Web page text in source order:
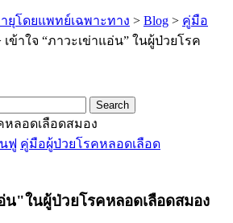
ยุโดยแพทย์เฉพาะทาง > Blog > คู่มือ
เข้าใจ “ภาวะเข่าแอ่น” ในผู้ป่วยโรค
Search
ฟู คู่มือผู้ป่วยโรคหลอดเลือด
น"ในผู้ป่วยโรคหลอดเลือดสมอง